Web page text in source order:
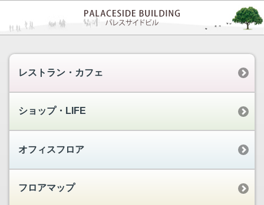
レストラン・カフェ
ショップ・LIFE
オフィスフロア
フロアマップ